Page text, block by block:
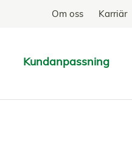
Om oss Karriär
Kundanpassning
SÖK